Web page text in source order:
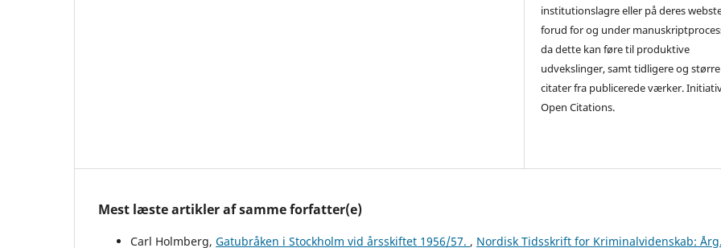
institutionslagre eller på deres
forud for og under
da dette kan føre til produktive
udvekslinger, samt tidligere og større
citater fra publicerede værker.
Open Citations.
Mest læste artikler af samme forfatter(e)
Carl Holmberg, Gatubråken i Stockholm vid årsskiftet 1956/57. , Nordisk Tidsskrift for Kriminalvidenskab: